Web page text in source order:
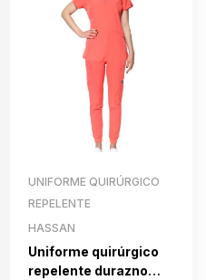
UNIFORME QUIRÚRGICO
REPELENTE
HASSAN
Uniforme quirúrgico
repelente durazno